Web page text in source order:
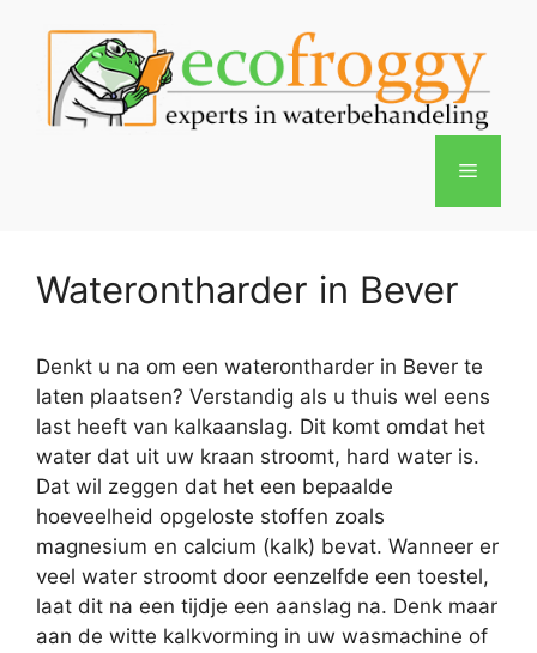
inhoud
Menu
Waterontharder in Bever
Denkt u na om een waterontharder in Bever te
laten plaatsen? Verstandig als u thuis wel eens
last heeft van kalkaanslag. Dit komt omdat het
water dat uit uw kraan stroomt, hard water is.
Dat wil zeggen dat het een bepaalde
hoeveelheid opgeloste stoffen zoals
magnesium en calcium (kalk) bevat. Wanneer er
veel water stroomt door eenzelfde een toestel,
laat dit na een tijdje een aanslag na. Denk maar
aan de witte kalkvorming in uw wasmachine of